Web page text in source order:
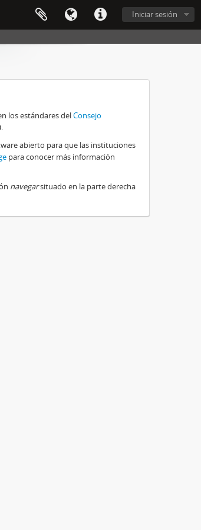
Iniciar sesión
los estándares delConsejo
abierto para que las instituciones
para conocer más información
navegarsituado en la parte derecha